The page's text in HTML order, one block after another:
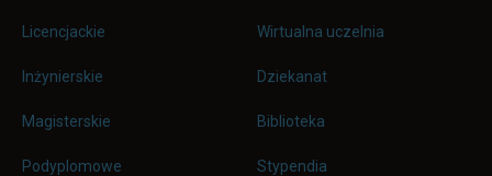
Licencjackie
Inżynierskie
Magisterskie
Podyplomowe
Wirtualna uczelnia
Dziekanat
Biblioteka
Stypendia